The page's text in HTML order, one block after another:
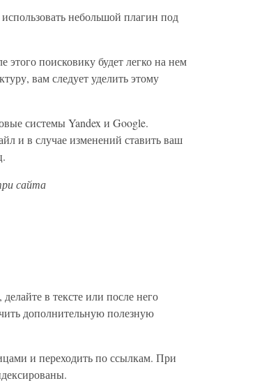
небольшой плагин под
этого поисковику будет легко на нем
вам следует уделить этому
системы Yandex и Google.
и в случае изменений ставить ваш
сайта
в тексте или после него
дополнительную полезную
и переходить по ссылкам. При